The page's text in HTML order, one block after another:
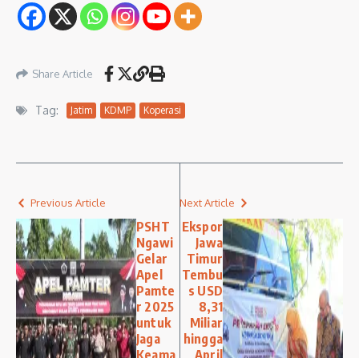
Share Article
Tag: Jatim KDMP Koperasi
Previous Article
PSHT
Ngawi
Gelar
Apel
Pamte
r 2025
untuk
Jaga
Keama
Next Article
Ekspor
Jawa
Timur
Tembu
s USD
8,31
Miliar
hingga
April